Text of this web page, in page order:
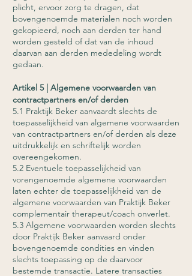
plicht, ervoor zorg te dragen, dat
bovengenoemde materialen noch worden
gekopieerd, noch aan derden ter hand
worden gesteld of dat van de inhoud
daarvan aan derden mededeling wordt
gedaan.
Artikel 5 | Algemene voorwaarden van
contractpartners en/of derden
5.1 Praktijk Beker aanvaardt slechts de
toepasselijkheid van algemene voorwaarden
van contractpartners en/of derden als deze
uitdrukkelijk en schriftelijk worden
overeengekomen.
5.2 Eventuele toepasselijkheid van
vorengenoemde algemene voorwaarden
laten echter de toepasselijkheid van de
algemene voorwaarden van Praktijk Beker
complementair therapeut/coach onverlet.
5.3 Algemene voorwaarden worden slechts
door Praktijk Beker aanvaard onder
bovengenoemde condities en vinden
slechts toepassing op de daarvoor
bestemde transactie. Latere transacties